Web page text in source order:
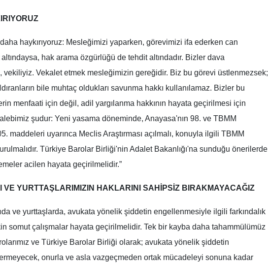
haykırıyoruz: Mesleğimizi yaparken, görevimizi ifa ederken can
hak arama özgürlüğü de tehdit altındadır. Bizler dava
vekiliyiz. Vekalet etmek mesleğimizin gereğidir. Biz bu görevi üstlenmezsek;
bile muhtaç oldukları savunma hakkı kullanılamaz. Bizler bu
menfaati için değil, adil yargılanma hakkının hayata geçirilmesi için
şudur: Yeni yasama döneminde, Anayasa'nın 98. ve TBMM
maddeleri uyarınca Meclis Araştırması açılmalı, konuyla ilgili TBMM
Türkiye Barolar Birliği'nin Adalet Bakanlığı'na sunduğu önerilerde
acilen hayata geçirilmelidir.”
VE YURTTAŞLARIMIZIN HAKLARINI SAHİPSİZ BIRAKMAYACAĞIZ
ve yurttaşlarda, avukata yönelik şiddetin engellenmesiyle ilgili farkındalık
somut çalışmalar hayata geçirilmelidir. Tek bir kayba daha tahammülümüz
ve Türkiye Barolar Birliği olarak; avukata yönelik şiddetin
onurla ve asla vazgeçmeden ortak mücadeleyi sonuna kadar